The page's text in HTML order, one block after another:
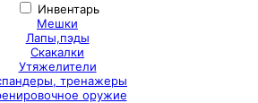
Инвентарь
Мешки
Лапы,пэды
Скакалки
Утяжелители
тренажеры
оружие